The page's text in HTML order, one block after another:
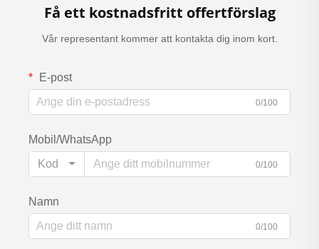
Få ett kostnadsfritt offertförslag
Vår representant kommer att kontakta dig inom kort.
E-post
0/100
Mobil/WhatsApp
Kod
0/100
Namn
0/100